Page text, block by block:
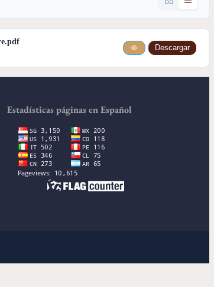
Descargar
Estadísticas páginas en Español